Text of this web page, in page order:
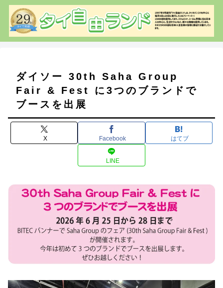
ダイソー 30th Saha Group
Fair & Fest に3つのブランドで
ブースを出展
X Facebook はてブ
LINE